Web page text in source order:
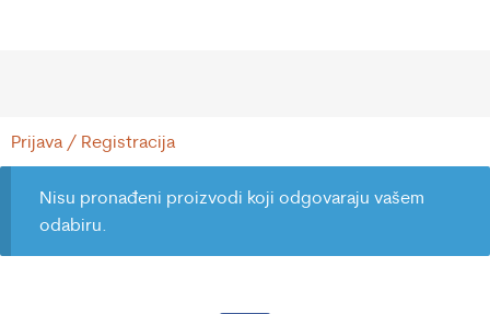
Prijava / Registracija
Nisu pronađeni proizvodi koji odgovaraju vašem
odabiru.